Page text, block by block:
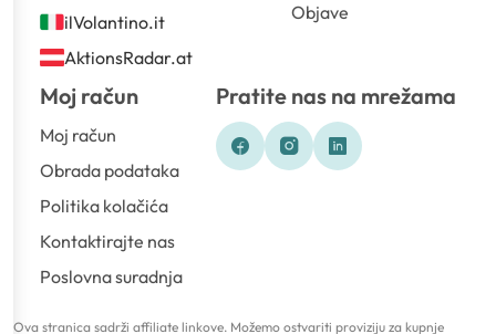
ilVolantino.it
AktionsRadar.at
Objave
Moj račun
Moj račun
Obrada podataka
Politika kolačića
Kontaktirajte nas
Poslovna suradnja
Pratite nas na mrežama
Ova stranica sadrži affiliate linkove. Možemo ostvariti proviziju za kupnje